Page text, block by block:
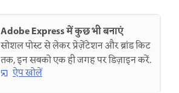
Adobe Express में कुछ भी बनाएं
सोशल पोस्ट से लेकर प्रेज़ेंटेशन और ब्रांड किट
तक, इन सबको एक ही जगह पर डिज़ाइन करें.
ऐप खोलें